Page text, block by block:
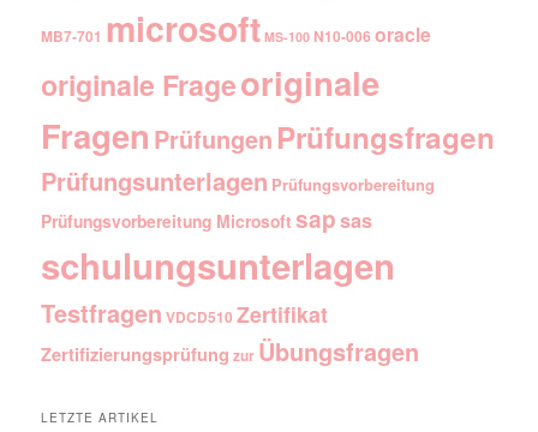
MB7-701 microsoft MS-100 N10-006 oracle
originale Frageoriginale
Fragen Prüfungen Prüfungsfragen
Prüfungsunterlagen Prüfungsvorbereitung
Prüfungsvorbereitung Microsoft sapsas
schulungsunterlagen
Testfragen VDCD510 Zertifikat
Zertifizierungsprüfung zur Übungsfragen
LETZTE ARTIKEL